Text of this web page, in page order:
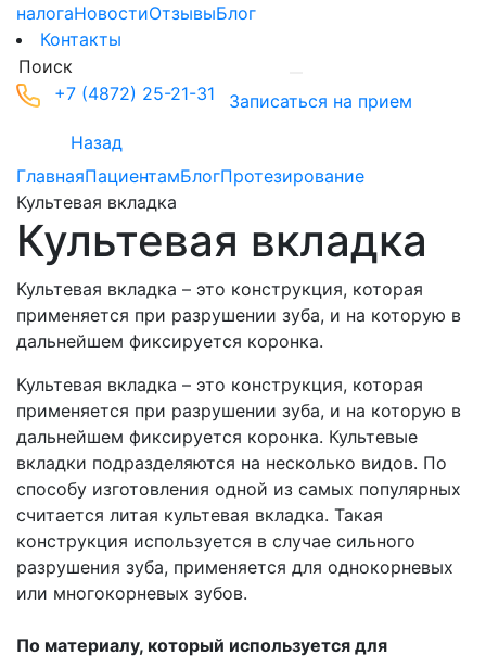
налогаНовостиОтзывыБлог
Контакты
+7 (4872) 25-21-31
Записаться на прием
Назад
ГлавнаяПациентамБлогПротезирование
Культевая вкладка
Культевая вкладка
Культевая вкладка – это конструкция, которая
применяется при разрушении зуба, и на которую в
дальнейшем фиксируется коронка.
Культевая вкладка – это конструкция, которая
применяется при разрушении зуба, и на которую в
дальнейшем фиксируется коронка. Культевые
вкладки подразделяются на несколько видов. По
способу изготовления одной из самых популярных
считается литая культевая вкладка. Такая
конструкция используется в случае сильного
разрушения зуба, применяется для однокорневых
или многокорневых зубов.
По материалу, который используется для